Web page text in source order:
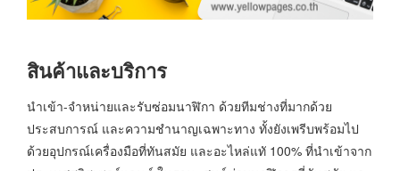
สินค้าและบริการ
นำเข้า-จำหน่ายและรับซ่อมนาฬิกา ด้วยทีมช่างที่มากด้วย
ประสบการณ์ และความชำนาญเฉพาะทาง ทั้งยังเพรีบพร้อมไป
ด้วยอุปกรณ์เครื่องมือที่ทันสมัย และอะไหล่แทั 100% ที่นำเข้าจาก